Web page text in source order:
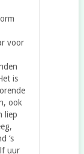
voor
is
ook
liep
‘s
uur